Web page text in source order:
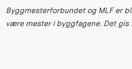
Byggmesterforbundet og MLF er
være mester i byggfagene. Det